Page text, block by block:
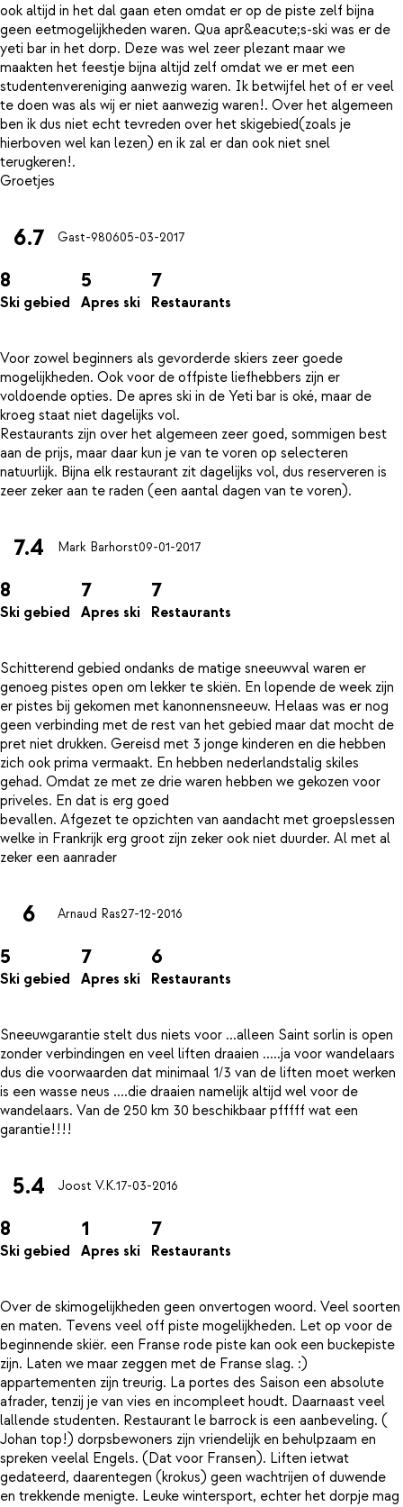
ook altijd in het dal gaan eten omdat er op de piste zelf bijna
geen eetmogelijkheden waren. Qua apr&eacute;s-ski was er de
yeti bar in het dorp. Deze was wel zeer plezant maar we
maakten het feestje bijna altijd zelf omdat we er met een
studentenvereniging aanwezig waren. Ik betwijfel het of er veel
te doen was als wij er niet aanwezig waren!. Over het algemeen
ben ik dus niet echt tevreden over het skigebied(zoals je
hierboven wel kan lezen) en ik zal er dan ook niet snel
terugkeren!.
6.7 Gast-980605-03-2017
8
Ski gebied
5
Apres ski
7
Restaurants
Voor zowel beginners als gevorderde skiers zeer goede
mogelijkheden. Ook voor de offpiste liefhebbers zijn er
voldoende opties. De apres ski in de Yeti bar is oké, maar de
kroeg staat niet dagelijks vol.
Restaurants zijn over het algemeen zeer goed, sommigen best
aan de prijs, maar daar kun je van te voren op selecteren
natuurlijk. Bijna elk restaurant zit dagelijks vol, dus reserveren is
7.4 Mark Barhorst09-01-2017
8
Ski gebied
7
Apres ski
7
Restaurants
Schitterend gebied ondanks de matige sneeuwval waren er
genoeg pistes open om lekker te skiën. En lopende de week zijn
er pistes bij gekomen met kanonnensneeuw. Helaas was er nog
geen verbinding met de rest van het gebied maar dat mocht de
pret niet drukken. Gereisd met 3 jonge kinderen en die hebben
zich ook prima vermaakt. En hebben nederlandstalig skiles
gehad. Omdat ze met ze drie waren hebben we gekozen voor
priveles. En dat is erg goed
bevallen. Afgezet te opzichten van aandacht met groepslessen
welke in Frankrijk erg groot zijn zeker ook niet duurder. Al met al
6 Arnaud Ras27-12-2016
5
Ski gebied
7
Apres ski
6
Restaurants
Sneeuwgarantie stelt dus niets voor ...alleen Saint sorlin is open
zonder verbindingen en veel liften draaien .....ja voor wandelaars
dus die voorwaarden dat minimaal 1/3 van de liften moet werken
is een wasse neus ....die draaien namelijk altijd wel voor de
wandelaars. Van de 250 km 30 beschikbaar pfffff wat een
5.4 Joost V.K.17-03-2016
8
Ski gebied
1
Apres ski
7
Restaurants
Over de skimogelijkheden geen onvertogen woord. Veel soorten
en maten. Tevens veel off piste mogelijkheden. Let op voor de
beginnende skiër. een Franse rode piste kan ook een buckepiste
zijn. Laten we maar zeggen met de Franse slag. :)
appartementen zijn treurig. La portes des Saison een absolute
afrader, tenzij je van vies en incompleet houdt. Daarnaast veel
lallende studenten. Restaurant le barrock is een aanbeveling. (
Johan top!) dorpsbewoners zijn vriendelijk en behulpzaam en
spreken veelal Engels. (Dat voor Fransen). Liften ietwat
gedateerd, daarentegen (krokus) geen wachtrijen of duwende
en trekkende menigte. Leuke wintersport, echter het dorpje mag